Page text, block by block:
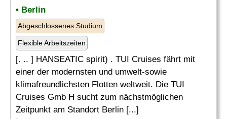
• Berlin
Abgeschlossenes Studium
Flexible Arbeitszeiten
[. .. ] HANSEATIC spirit) . TUI Cruises fährt mit
einer der modernsten und umwelt-sowie
klimafreundlichsten Flotten weltweit. Die TUI
Cruises Gmb H sucht zum nächstmöglichen
Zeitpunkt am Standort Berlin [...]